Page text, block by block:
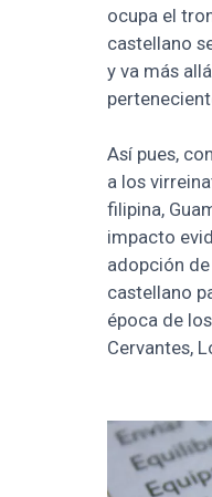
ocupa el
castellano
y va más
Así pues,
a los
filipina,
impacto
adopción
castellano
época de los
Cervantes,